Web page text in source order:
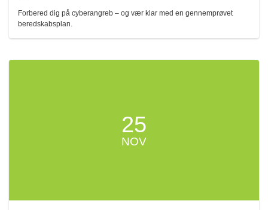
Forbered dig på cyberangreb – og vær klar med en gennemprøvet
beredskabsplan.
25
NOV